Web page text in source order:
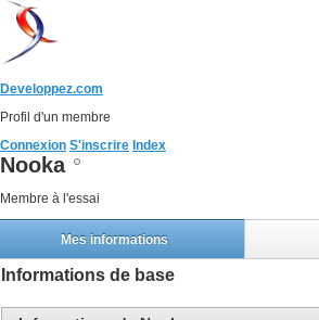
Developpez.com
Profil d'un membre
Connexion S'inscrire Index
Nooka
Membre à l'essai
Mes informations
Informations de base